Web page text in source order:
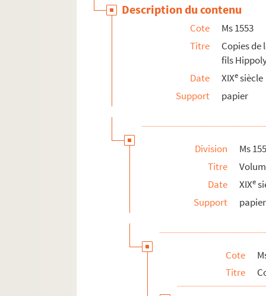
Ms 1553-5-1199. Lettre datée du
Ms 1553-5-1200. Lettre datée
Ms 1553-5-1201. Lettre du 14
Ms 1553-5-1202. Lettre datée
Ms 1553-5-1203. Lettre datée
Ms 1553-5-1204. Lettre datée
Ms 1553-5-1207. Lettre datée
Ms 1553-5-1208. Lettre datée
Ms 1553-5-1209. Lettre datée
Ms 1553-5-1233 à Ms 1553-5-
Ms 1553-5-1238-2. Copie de lettres
Ms 1553-5-1239 à Ms 1553-5-
Ms 1553-5-1241. Fragment de lettre
Description du contenu
Cote
Ms 1553
Titre
Copies de
fils
Date
XIXe siècle
Support
papier
Division
Ms
Titre
Date
XIXe
Support
papier
Cote
Titre